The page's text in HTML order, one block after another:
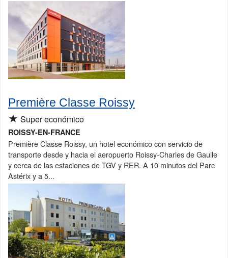
Première Classe Roissy
★ Super económico
ROISSY-EN-FRANCE
Première Classe Roissy, un hotel económico con servicio de
transporte desde y hacia el aeropuerto Roissy-Charles de Gaulle
y cerca de las estaciones de TGV y RER. A 10 minutos del Parc
Astérix y a 5...